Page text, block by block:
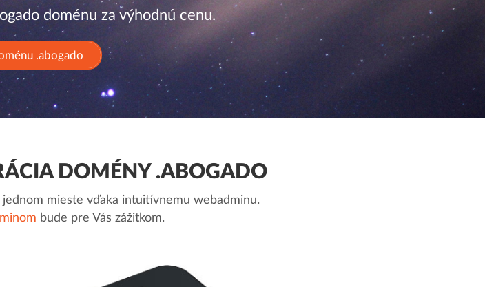
doménu za výhodnú cenu.
.abogado
DOMÉNY .ABOGADO
mieste vďaka intuitívnemu webadminu.
bude pre Vás zážitkom.